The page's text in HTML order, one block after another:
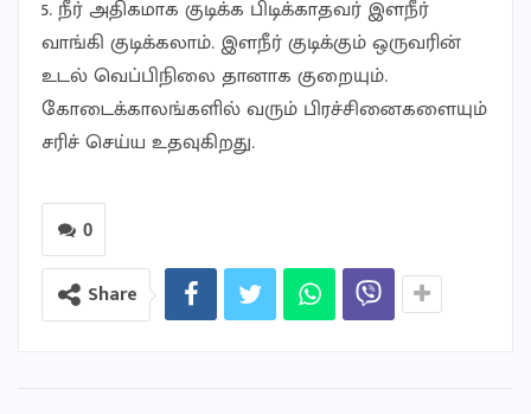
5. நீர் அதிகமாக குடிக்க பிடிக்காதவர் இளநீர்
வாங்கி குடிக்கலாம். இளநீர் குடிக்கும் ஒருவரின்
உடல் வெப்பிநிலை தானாக குறையும்.
கோடைக்காலங்களில் வரும் பிரச்சினைகளையும்
சரிச் செய்ய உதவுகிறது.
0
Share